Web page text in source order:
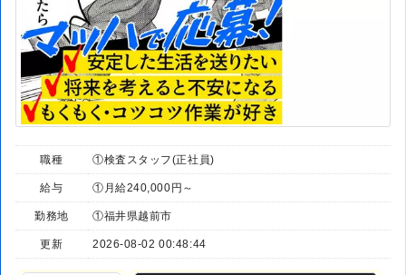
職種 ①検査スタッフ(正社員)
給与 ①月給240,000円～
勤務地 ①福井県越前市
更新 2026-08-02 00:48:44